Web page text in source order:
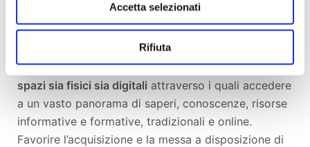
Accetta selezionati
Rifiuta
GLI OBIETTIVI
Mettere a disposizione della comunità scolastica
spazi sia fisici sia digitali attraverso i quali accedere
a un vasto panorama di saperi, conoscenze, risorse
informative e formative, tradizionali e online.
Favorire l’acquisizione e la messa a disposizione di